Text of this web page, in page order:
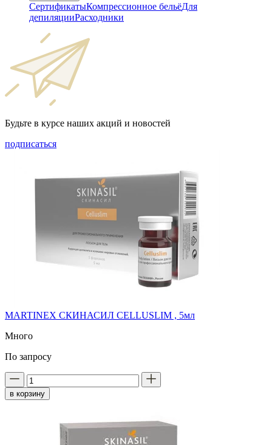
СертификатыКомпрессионное бельёДля
депиляцииРасходники
Будьте в курсе наших акций и новостей
подписаться
MARTINEX СКИНАСИЛ CELLUSLIM , 5мл
Много
По запросу
в корзину